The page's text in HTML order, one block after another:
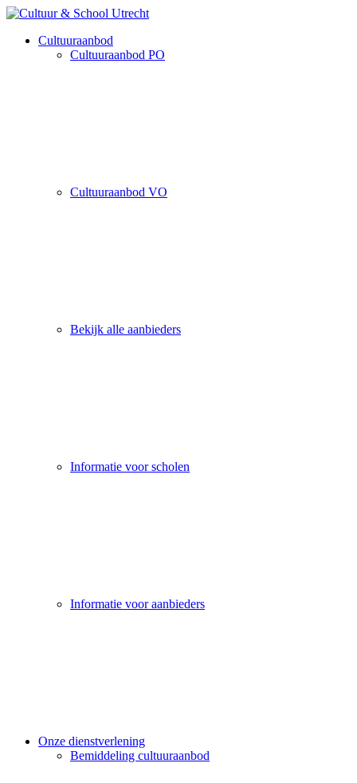
Cultuuraanbod
Cultuuraanbod PO
Cultuuraanbod VO
Bekijk alle aanbieders
Informatie voor scholen
Informatie voor aanbieders
Onze dienstverlening
Bemiddeling cultuuraanbod